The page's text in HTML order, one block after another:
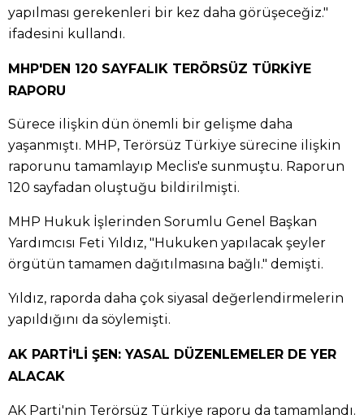
yapılması gerekenleri bir kez daha görüşeceğiz."
ifadesini kullandı.
MHP'DEN 120 SAYFALIK TERÖRSÜZ TÜRKİYE
RAPORU
Sürece ilişkin dün önemli bir gelişme daha
yaşanmıştı. MHP, Terörsüz Türkiye sürecine ilişkin
raporunu tamamlayıp Meclis'e sunmuştu. Raporun
120 sayfadan oluştuğu bildirilmişti.
MHP Hukuk İşlerinden Sorumlu Genel Başkan
Yardımcısı Feti Yıldız, "Hukuken yapılacak şeyler
örgütün tamamen dağıtılmasına bağlı." demişti.
Yıldız, raporda daha çok siyasal değerlendirmelerin
yapıldığını da söylemişti.
AK PARTİ'Lİ ŞEN: YASAL DÜZENLEMELER DE YER
ALACAK
AK Parti'nin Terörsüz Türkiye raporu da tamamlandı.